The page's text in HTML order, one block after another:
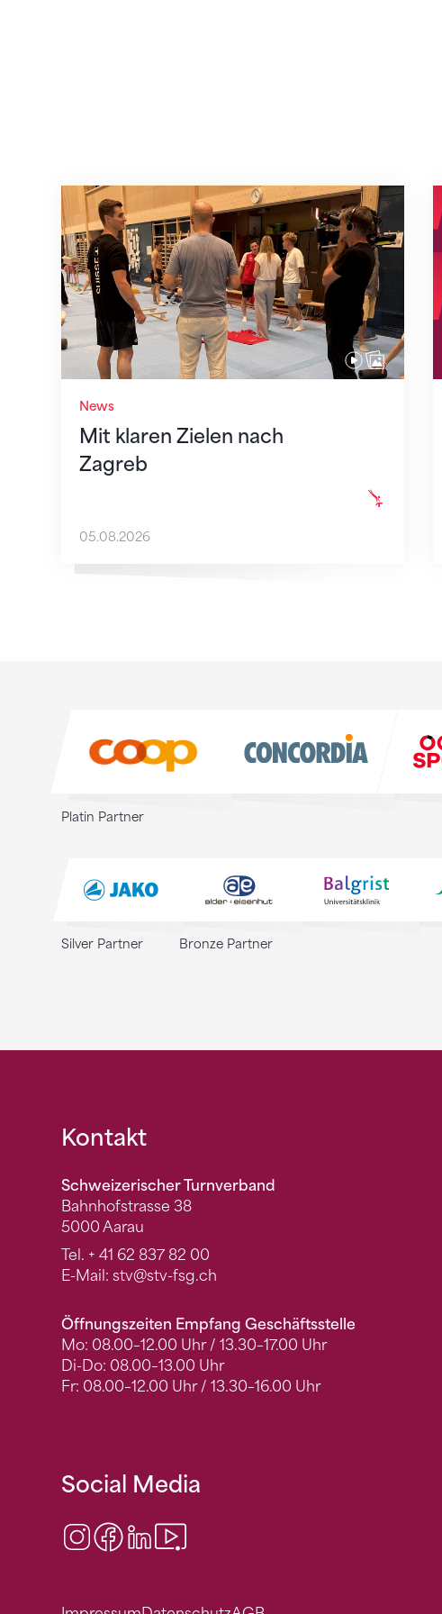
News
Mit klaren Zielen nach
Zagreb
Mit klaren Zielen nach Zagreb
05.08.2026
Platin Partner
Silver Partner Bronze Partner
Fusszeile
Kontakt
Schweizerischer Turnverband
Bahnhofstrasse 38
5000 Aarau
Tel. + 41 62 837 82 00
E-Mail: stv@stv-fsg.ch
Öffnungszeiten Empfang Geschäftsstelle
Mo: 08.00–12.00 Uhr / 13.30–17.00 Uhr
Di-Do: 08.00–13.00 Uhr
Fr: 08.00–12.00 Uhr / 13.30–16.00 Uhr
Social Media
Instagram
Facebook
LinkedIn